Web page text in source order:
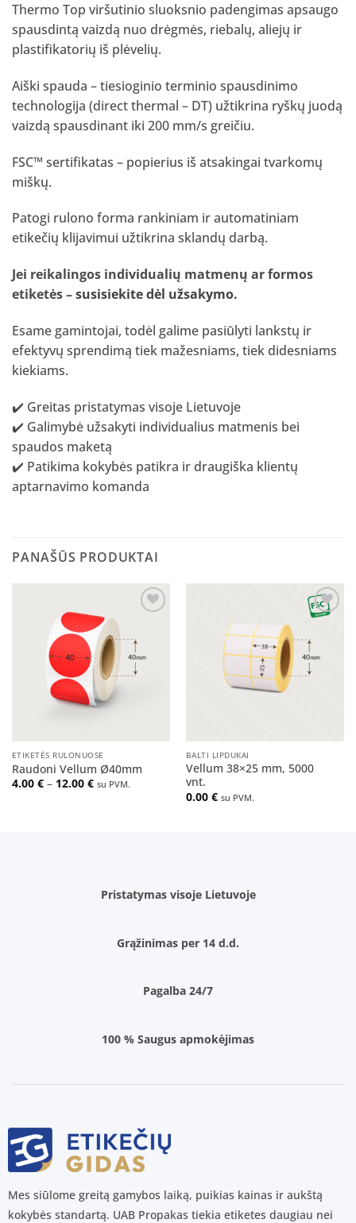
Thermo Top viršutinio sluoksnio padengimas apsaugo
spausdintą vaizdą nuo drėgmės, riebalų, aliejų ir
plastifikatorių iš plėvelių.
Aiški spauda – tiesioginio terminio spausdinimo
technologija (direct thermal – DT) užtikrina ryškų juodą
vaizdą spausdinant iki 200 mm/s greičiu.
FSC™ sertifikatas – popierius iš atsakingai tvarkomų
miškų.
Patogi rulono forma rankiniam ir automatiniam
etikečių klijavimui užtikrina sklandų darbą.
Jei reikalingos individualių matmenų ar formos
etiketės –susisiekite dėl užsakymo.
Esame gamintojai, todėl galime pasiūlyti lankstų ir
efektyvų sprendimą tiek mažesniams, tiek didesniams
kiekiams.
✔️ Greitas pristatymas visoje Lietuvoje
✔️ Galimybė užsakyti individualius matmenis bei
spaudos maketą
✔️ Patikima kokybės patikra ir draugiška klientų
aptarnavimo komanda
PANAŠŪS PRODUKTAI
sąrašą
ETIKETĖS RULONUOSE
Raudoni Vellum Ø40mm
4.00 € – 12.00 €Price
su PVM.
sąrašą
BALTI LIPDUKAI
Vellum 38×25 mm, 5000
vnt.
0.00 € su PVM.
Pristatymas visoje Lietuvoje
Grąžinimas per 14 d.d.
Pagalba 24/7
100 % Saugus apmokėjimas
Mes siūlome greitą gamybos laiką, puikias kainas ir aukštą
kokybės standartą. UAB Propakas tiekia etiketes daugiau nei